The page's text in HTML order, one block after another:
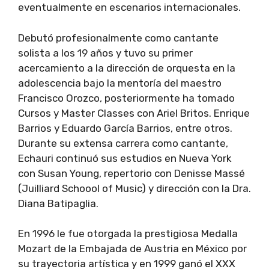
eventualmente en escenarios internacionales.
Debutó profesionalmente como cantante
solista a los 19 años y tuvo su primer
acercamiento a la dirección de orquesta en la
adolescencia bajo la mentoría del maestro
Francisco Orozco, posteriormente ha tomado
Cursos y Master Classes con Ariel Britos. Enrique
Barrios y Eduardo García Barrios, entre otros.
Durante su extensa carrera como cantante,
Echauri continuó sus estudios en Nueva York
con Susan Young, repertorio con Denisse Massé
(Juilliard Schoool of Music) y dirección con la Dra.
Diana Batipaglia.
En 1996 le fue otorgada la prestigiosa Medalla
Mozart de la Embajada de Austria en México por
su trayectoria artística y en 1999 ganó el XXX